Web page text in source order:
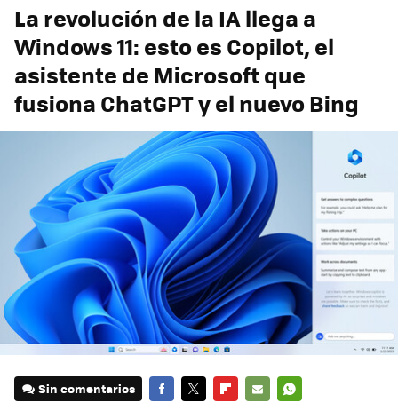
La revolución de la IA llega a
Windows 11: esto es Copilot, el
asistente de Microsoft que
fusiona ChatGPT y el nuevo Bing
Sin comentarios